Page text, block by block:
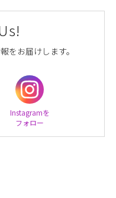
をお届けします。
Instagramを
フォロー